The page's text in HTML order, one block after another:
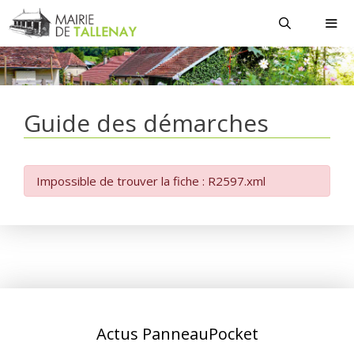
Aller
au
contenu
Guide des démarches
Impossible de trouver la fiche : R2597.xml
Actus PanneauPocket